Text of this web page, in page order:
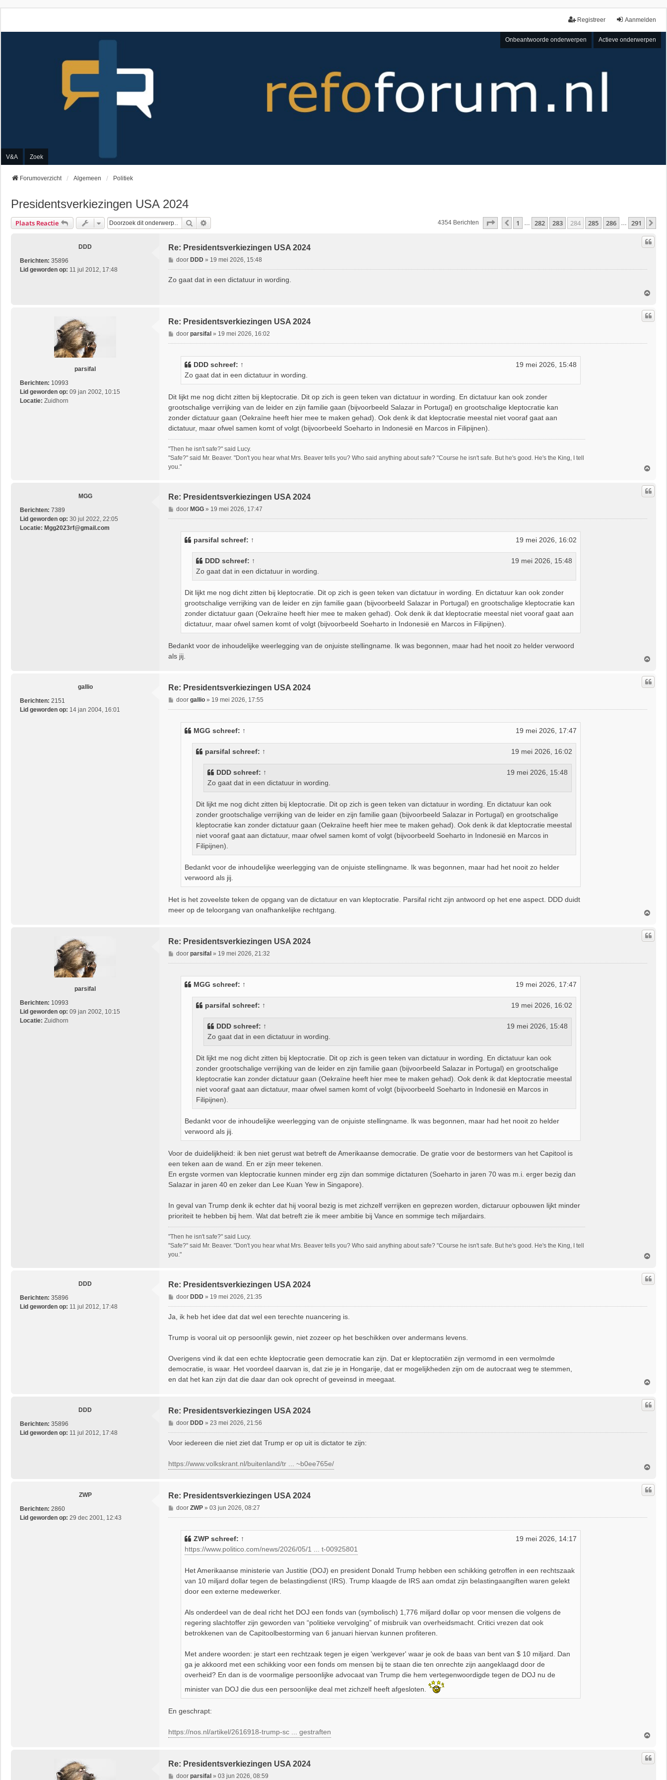
Aanmelden
Registreer
Onbeantwoorde onderwerpen Actieve onderwerpen
V&A Zoek
Forumoverzicht Algemeen Politiek
Presidentsverkiezingen USA 2024
Plaats Reactie Zoek 4354 Berichten Pagina284Van291
Vorige
1 … 282 283 284 285 286 … 291
DDD
Berichten: 35896
Lid geworden op: 11 jul 2012, 17:48
Re: Presidentsverkiezingen USA 2024
B
e
door DDD» 19 mei 2026, 15:48
Zo gaat dat in een dictatuur in wording.
h
o
parsifal
Berichten: 10993
Lid geworden op: 09 jan 2002, 10:15
Locatie: Zuidhorn
Re: Presidentsverkiezingen USA 2024
B
e
door parsifal» 19 mei 2026, 16:02
DDD schreef: ↑
19 mei 2026, 15:48
Zo gaat dat in een dictatuur in wording.
Dit lijkt me nog dicht zitten bij kleptocratie. Dit op zich is geen teken van dictatuur in wording. En dictatuur kan ook zonder
grootschalige verrijking van de leider en zijn familie gaan (bijvoorbeeld Salazar in Portugal) en grootschalige kleptocratie kan
zonder dictatuur gaan (Oekraïne heeft hier mee te maken gehad). Ook denk ik dat kleptocratie meestal niet vooraf gaat aan
dictatuur, maar ofwel samen komt of volgt (bijvoorbeeld Soeharto in Indonesië en Marcos in Filipijnen).
"Then he isn't safe?" said Lucy.
"Safe?" said Mr. Beaver. "Don't you hear what Mrs. Beaver tells you? Who said anything about safe? "Course he isn't safe. But he's good. He's the King, I tell
you."
h
o
MGG
Berichten: 7389
Lid geworden op: 30 jul 2022, 22:05
Locatie: Mgg2023rf@gmail.com
Re: Presidentsverkiezingen USA 2024
B
e
door MGG» 19 mei 2026, 17:47
parsifal schreef: ↑ 19 mei 2026, 16:02
DDD schreef: ↑
19 mei 2026, 15:48
Zo gaat dat in een dictatuur in wording.
Dit lijkt me nog dicht zitten bij kleptocratie. Dit op zich is geen teken van dictatuur in wording. En dictatuur kan ook zonder
grootschalige verrijking van de leider en zijn familie gaan (bijvoorbeeld Salazar in Portugal) en grootschalige kleptocratie kan
zonder dictatuur gaan (Oekraïne heeft hier mee te maken gehad). Ook denk ik dat kleptocratie meestal niet vooraf gaat aan
dictatuur, maar ofwel samen komt of volgt (bijvoorbeeld Soeharto in Indonesië en Marcos in Filipijnen).
Bedankt voor de inhoudelijke weerlegging van de onjuiste stellingname. Ik was begonnen, maar had het nooit zo helder verwoord
als jij.
h
o
gallio
Berichten: 2151
Lid geworden op: 14 jan 2004, 16:01
Re: Presidentsverkiezingen USA 2024
B
e
door gallio» 19 mei 2026, 17:55
MGG schreef: ↑ 19 mei 2026, 17:47
parsifal schreef: ↑ 19 mei 2026, 16:02
DDD schreef: ↑
19 mei 2026, 15:48
Zo gaat dat in een dictatuur in wording.
Dit lijkt me nog dicht zitten bij kleptocratie. Dit op zich is geen teken van dictatuur in wording. En dictatuur kan ook
zonder grootschalige verrijking van de leider en zijn familie gaan (bijvoorbeeld Salazar in Portugal) en grootschalige
kleptocratie kan zonder dictatuur gaan (Oekraïne heeft hier mee te maken gehad). Ook denk ik dat kleptocratie meestal
niet vooraf gaat aan dictatuur, maar ofwel samen komt of volgt (bijvoorbeeld Soeharto in Indonesië en Marcos in
Filipijnen).
Bedankt voor de inhoudelijke weerlegging van de onjuiste stellingname. Ik was begonnen, maar had het nooit zo helder
verwoord als jij.
Het is het zoveelste teken de opgang van de dictatuur en van kleptocratie. Parsifal richt zijn antwoord op het ene aspect. DDD duidt
meer op de teloorgang van onafhankelijke rechtgang.
h
o
parsifal
Berichten: 10993
Lid geworden op: 09 jan 2002, 10:15
Locatie: Zuidhorn
Re: Presidentsverkiezingen USA 2024
B
e
door parsifal» 19 mei 2026, 21:32
MGG schreef: ↑ 19 mei 2026, 17:47
parsifal schreef: ↑ 19 mei 2026, 16:02
DDD schreef: ↑
19 mei 2026, 15:48
Zo gaat dat in een dictatuur in wording.
Dit lijkt me nog dicht zitten bij kleptocratie. Dit op zich is geen teken van dictatuur in wording. En dictatuur kan ook
zonder grootschalige verrijking van de leider en zijn familie gaan (bijvoorbeeld Salazar in Portugal) en grootschalige
kleptocratie kan zonder dictatuur gaan (Oekraïne heeft hier mee te maken gehad). Ook denk ik dat kleptocratie meestal
niet vooraf gaat aan dictatuur, maar ofwel samen komt of volgt (bijvoorbeeld Soeharto in Indonesië en Marcos in
Filipijnen).
Bedankt voor de inhoudelijke weerlegging van de onjuiste stellingname. Ik was begonnen, maar had het nooit zo helder
verwoord als jij.
Voor de duidelijkheid: ik ben niet gerust wat betreft de Amerikaanse democratie. De gratie voor de bestormers van het Capitool is
een teken aan de wand. En er zijn meer tekenen.
En ergste vormen van kleptocratie kunnen minder erg zijn dan sommige dictaturen (Soeharto in jaren 70 was m.i. erger bezig dan
Salazar in jaren 40 en zeker dan Lee Kuan Yew in Singapore).
In geval van Trump denk ik echter dat hij vooral bezig is met zichzelf verrijken en geprezen worden, dictaruur opbouwen lijkt minder
prioriteit te hebben bij hem. Wat dat betreft zie ik meer ambitie bij Vance en sommige tech miljardairs.
"Then he isn't safe?" said Lucy.
"Safe?" said Mr. Beaver. "Don't you hear what Mrs. Beaver tells you? Who said anything about safe? "Course he isn't safe. But he's good. He's the King, I tell
you."
h
o
DDD
Berichten: 35896
Lid geworden op: 11 jul 2012, 17:48
Re: Presidentsverkiezingen USA 2024
B
e
h
door DDD» 19 mei 2026, 21:35
Ja, ik heb het idee dat dat wel een terechte nuancering is.
Trump is vooral uit op persoonlijk gewin, niet zozeer op het beschikken over andermans levens.
Overigens vind ik dat een echte kleptocratie geen democratie kan zijn. Dat er kleptocratiën zijn vermomd in een vermolmde
democratie, is waar. Het voordeel daarvan is, dat zie je in Hongarije, dat er mogelijkheden zijn om de autocraat weg te stemmen,
en dat het kan zijn dat die daar dan ook oprecht of geveinsd in meegaat.
h
o
DDD
Berichten: 35896
Lid geworden op: 11 jul 2012, 17:48
Re: Presidentsverkiezingen USA 2024
B
e
h
door DDD» 23 mei 2026, 21:56
Voor iedereen die niet ziet dat Trump er op uit is dictator te zijn:
https://www.volkskrant.nl/buitenland/tr ... ~b0ee765e/
h
o
ZWP
Berichten: 2860
Lid geworden op: 29 dec 2001, 12:43
Re: Presidentsverkiezingen USA 2024
B
e
door ZWP» 03 jun 2026, 08:27
ZWP schreef: ↑
19 mei 2026, 14:17
https://www.politico.com/news/2026/05/1 ... t-00925801
Het Amerikaanse ministerie van Justitie (DOJ) en president Donald Trump hebben een schikking getroffen in een rechtszaak
van 10 miljard dollar tegen de belastingdienst (IRS). Trump klaagde de IRS aan omdat zijn belastingaangiften waren gelekt
door een externe medewerker.
Als onderdeel van de deal richt het DOJ een fonds van (symbolisch) 1,776 miljard dollar op voor mensen die volgens de
regering slachtoffer zijn geworden van “politieke vervolging” of misbruik van overheidsmacht. Critici vrezen dat ook
betrokkenen van de Capitoolbestorming van 6 januari hiervan kunnen profiteren.
Met andere woorden: je start een rechtzaak tegen je eigen 'werkgever' waar je ook de baas van bent van $ 10 miljard. Dan
ga je akkoord met een schikking voor een fonds om mensen bij te staan die ten onrechte zijn aangeklaagd door de
overheid? En dan is de voormalige persoonlijke advocaat van Trump die hem vertegenwoordigde tegen de DOJ nu de
minister van DOJ die dus een persoonlijke deal met zichzelf heeft afgesloten.
En geschrapt:
https://nos.nl/artikel/2616918-trump-sc ... gestraften
h
o
Re: Presidentsverkiezingen USA 2024
Bdoor parsifal» 03 jun 2026, 08:59